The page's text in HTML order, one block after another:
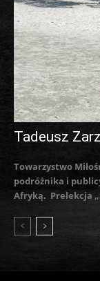
Tadeusz
Towarzystwo
podróżnika i
Afryką.